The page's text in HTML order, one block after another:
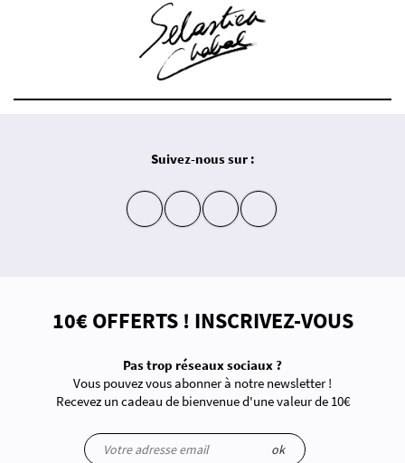
Suivez-nous sur :
insta fb yt in
10€ OFFERTS ! INSCRIVEZ-VOUS
Pas trop réseaux sociaux ?
Vous pouvez vous abonner à notre newsletter !
Recevez un cadeau de bienvenue d'une valeur de 10€
ok